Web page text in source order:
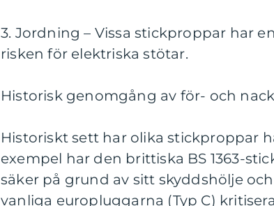
3. Jordning – Vissa stickproppar har
risken för elektriska stötar.
Historisk genomgång av för- och
Historiskt sett har olika stickproppar
exempel har den brittiska BS 1363-
säker på grund av sitt skyddshölje
vanliga europluggarna (Typ C)